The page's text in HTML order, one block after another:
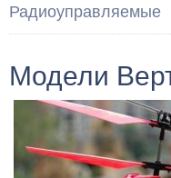
Радиоуправляемые
Модели